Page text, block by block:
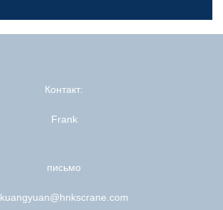
Контакт:
Frank
письмо
kuangyuan@hnkscrane.com